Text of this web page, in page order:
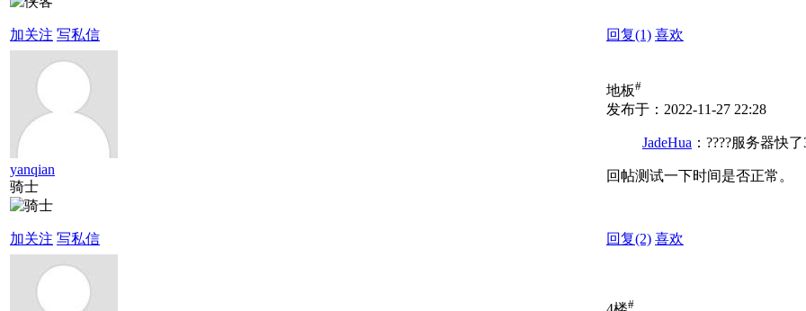
加关注 写私信 回复(1) 喜欢
yanqian
骑士
加关注 写私信
地板#
发布于：2022-11-27 22:28
JadeHua ：????服务器快
回帖测试一下时间是否正常。
回复(2) 喜欢
#